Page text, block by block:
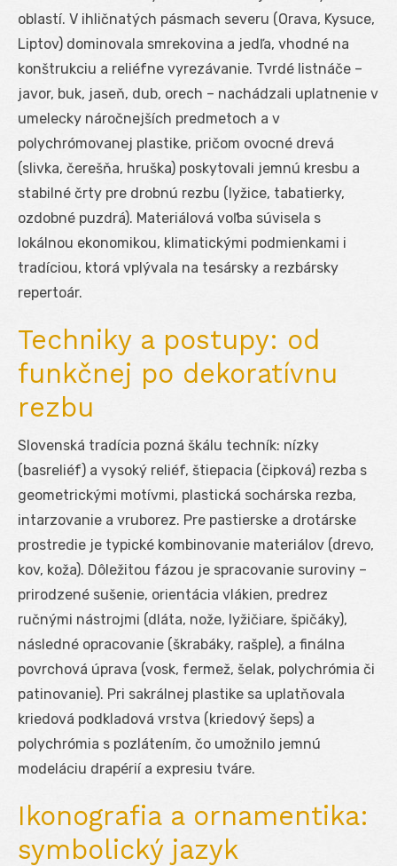
oblastí. V ihličnatých pásmach severu (Orava, Kysuce,
Liptov) dominovala smrekovina a jedľa, vhodné na
konštrukciu a reliéfne vyrezávanie. Tvrdé listnáče –
javor, buk, jaseň, dub, orech – nachádzali uplatnenie v
umelecky náročnejších predmetoch a v
polychrómovanej plastike, pričom ovocné drevá
(slivka, čerešňa, hruška) poskytovali jemnú kresbu a
stabilné črty pre drobnú rezbu (lyžice, tabatierky,
ozdobné puzdrá). Materiálová voľba súvisela s
lokálnou ekonomikou, klimatickými podmienkami i
tradíciou, ktorá vplývala na tesársky a rezbársky
repertoár.
Techniky a postupy: od
funkčnej po dekoratívnu
rezbu
Slovenská tradícia pozná škálu techník: nízky
(basreliéf) a vysoký reliéf, štiepacia (čipková) rezba s
geometrickými motívmi, plastická sochárska rezba,
intarzovanie a vruborez. Pre pastierske a drotárske
prostredie je typické kombinovanie materiálov (drevo,
kov, koža). Dôležitou fázou je spracovanie suroviny –
prirodzené sušenie, orientácia vlákien, predrez
ručnými nástrojmi (dláta, nože, lyžičiare, špičáky),
následné opracovanie (škrabáky, rašple), a finálna
povrchová úprava (vosk, fermež, šelak, polychrómia či
patinovanie). Pri sakrálnej plastike sa uplatňovala
kriedová podkladová vrstva (kriedový šeps) a
polychrómia s pozlátením, čo umožnilo jemnú
modeláciu drapérií a expresiu tváre.
Ikonografia a ornamentika:
symbolický jazyk